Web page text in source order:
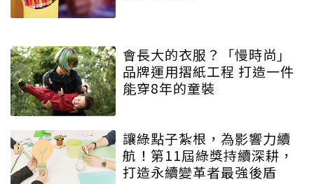
會長大的衣服？「慢時尚」
品牌運用摺紙工程 打造一件
能穿8年的童裝
讓綠點子紮根，為影響力續
航！第11屆綠獎持續深耕，
打造永續變革者最強後盾